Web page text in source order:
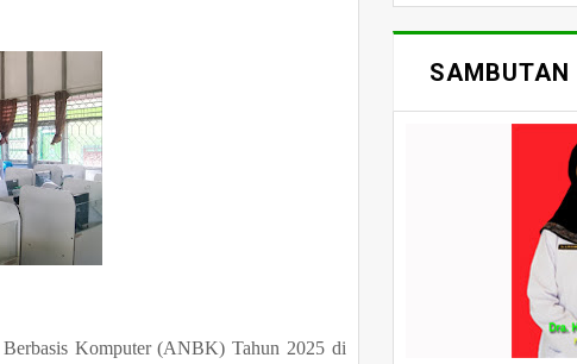
Komputer (ANBK) Tahun 2025 di
SAMBUTAN